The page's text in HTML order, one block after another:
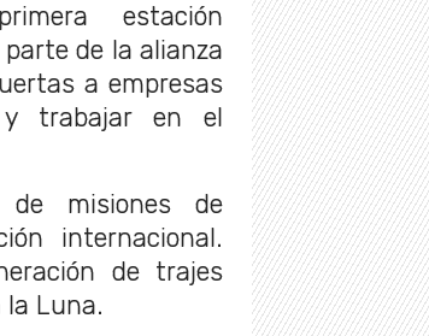
estación
de la alianza
a empresas
y trabajar en el
de misiones de
internacional.
de trajes
Luna.